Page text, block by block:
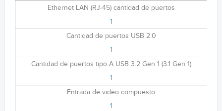
Ethernet LAN (RJ-45) cantidad de puertos
1
Cantidad de puertos USB 2.0
1
Cantidad de puertos tipo A USB 3.2 Gen 1 (3.1 Gen 1)
1
Entrada de video compuesto
1